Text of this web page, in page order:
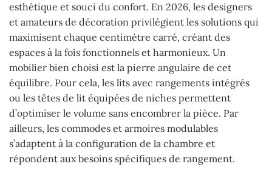
esthétique et souci du confort. En 2026, les designers
et amateurs de décoration privilégient les solutions qui
maximisent chaque centimètre carré, créant des
espaces à la fois fonctionnels et harmonieux. Un
mobilier bien choisi est la pierre angulaire de cet
équilibre. Pour cela, les lits avec rangements intégrés
ou les têtes de lit équipées de niches permettent
d’optimiser le volume sans encombrer la pièce. Par
ailleurs, les commodes et armoires modulables
s’adaptent à la configuration de la chambre et
répondent aux besoins spécifiques de rangement.